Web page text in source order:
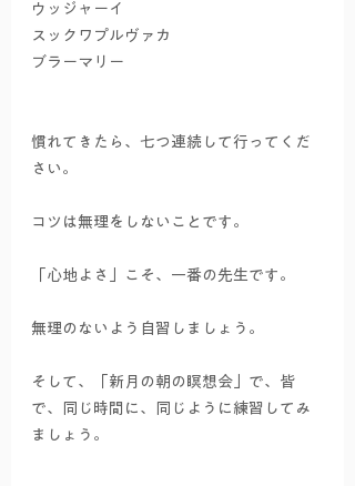
ウッジャーイ
スックワプルヴァカ
ブラーマリー
慣れてきたら、七つ連続して行ってくだ
さい。
コツは無理をしないことです。
「心地よさ」こそ、一番の先生です。
無理のないよう自習しましょう。
そして、「新月の朝の瞑想会」で、皆
で、同じ時間に、同じように練習してみ
ましょう。